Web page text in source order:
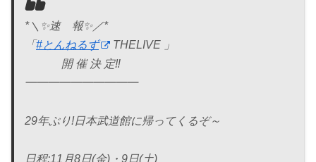
*＼✨速 報✨／*
「#とんねるず
THELIVE 」
開 催 決 定‼️
━━━━━━━━━━
29年ぶり!日本武道館に帰ってくるぞ～
日程:11月8日(金)・9日(土)